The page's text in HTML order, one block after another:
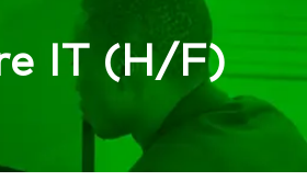
IT (H/F)